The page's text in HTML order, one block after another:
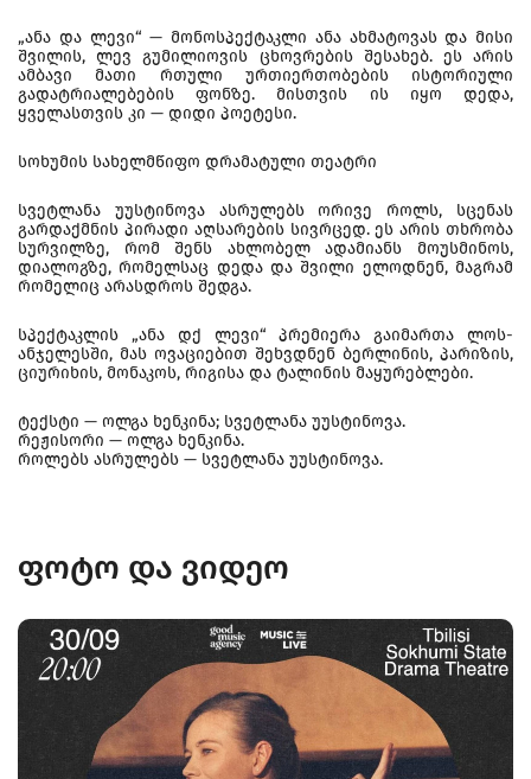
„ანა და ლევი“ — მონოსპექტაკლი ანა ახმატოვას და მისი
შვილის, ლევ გუმილიოვის ცხოვრების შესახებ. ეს არის
ამბავი მათი რთული ურთიერთობების ისტორიული
გადატრიალებების ფონზე. მისთვის ის იყო დედა,
ყველასთვის კი — დიდი პოეტესი.
სოხუმის სახელმწიფო დრამატული თეატრი
სვეტლანა უუსტინოვა ასრულებს ორივე როლს, სცენას
გარდაქმნის პირადი აღსარების სივრცედ. ეს არის თხრობა
სურვილზე, რომ შენს ახლობელ ადამიანს მოუსმინოს,
დიალოგზე, რომელსაც დედა და შვილი ელოდნენ, მაგრამ
რომელიც არასდროს შედგა.
სპექტაკლის „ანა დქ ლევი“ პრემიერა გაიმართა ლოს-
ანჯელესში, მას ოვაციებით შეხვდნენ ბერლინის, პარიზის,
ციურიხის, მონაკოს, რიგისა და ტალინის მაყურებლები.
ტექსტი — ოლგა ხენკინა; სვეტლანა უუსტინოვა.
რეჟისორი — ოლგა ხენკინა.
როლებს ასრულებს — სვეტლანა უუსტინოვა.
ფოტო და ვიდეო